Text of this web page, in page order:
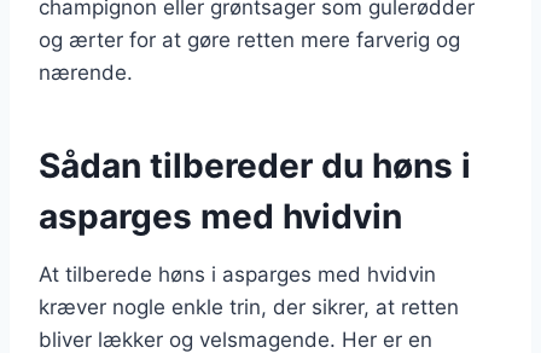
champignon eller grøntsager som gulerødder
og ærter for at gøre retten mere farverig og
nærende.
Sådan tilbereder du høns i
asparges med hvidvin
At tilberede høns i asparges med hvidvin
kræver nogle enkle trin, der sikrer, at retten
bliver lækker og velsmagende. Her er en